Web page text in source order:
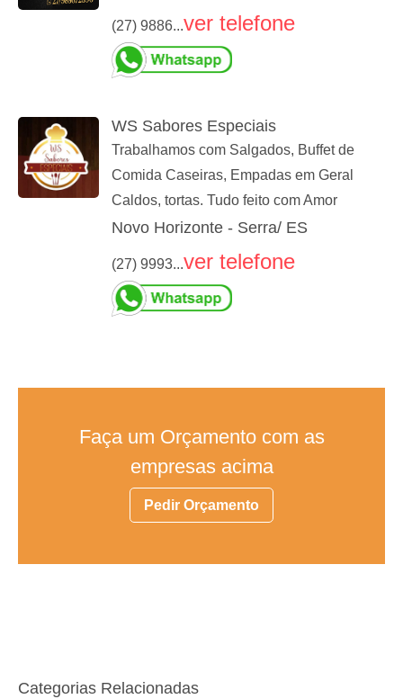
(27) 9886...ver telefone
WS Sabores Especiais
Trabalhamos com Salgados, Buffet de
Comida Caseiras, Empadas em Geral
Caldos, tortas. Tudo feito com Amor
Novo Horizonte - Serra/ ES
(27) 9993...ver telefone
Faça um Orçamento com as
empresas acima
Pedir Orçamento
Categorias Relacionadas